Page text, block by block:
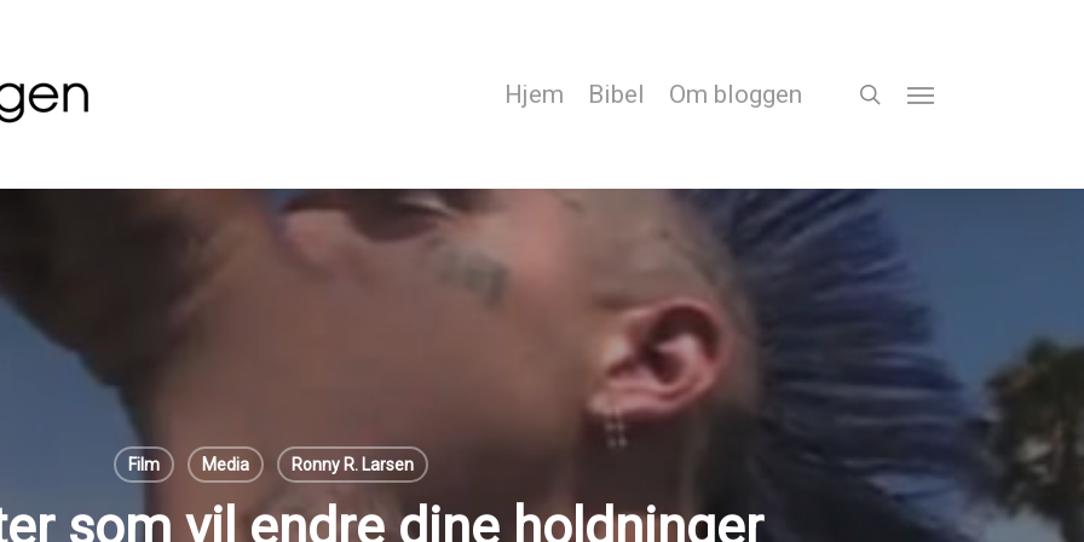
Hjem Bibel Om bloggen search
Menu
Film Media Ronny R. Larsen
som vil endre dine holdninger